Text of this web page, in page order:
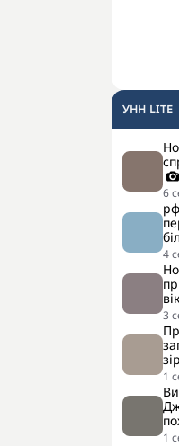
УНН LITE
6
4
3
1
1